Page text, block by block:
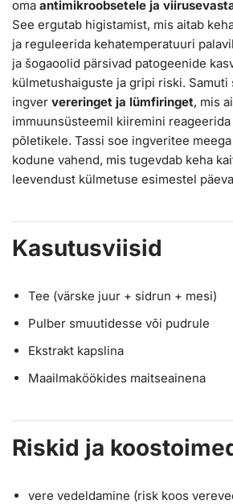
oma antimikroobsetele ja
See ergutab higistamist, mis aitab
ja reguleerida kehatemperatuuri
ja šogaoolid pärsivad patogeenide
külmetushaiguste ja gripi riski. Samuti
ingver vereringet ja lümfiringet, mis
immuunsüsteemil kiiremini
põletikele. Tassi soe ingveritee
kodune vahend, mis tugevdab keha
leevendust külmetuse esimestel
Kasutusviisid
Tee (värske juur + sidrun + mesi)
Pulber smuutidesse või pudrule
Ekstrakt kapslina
Maailmaköökides maitseainena
Riskid ja
vere vedeldamine (risk koos